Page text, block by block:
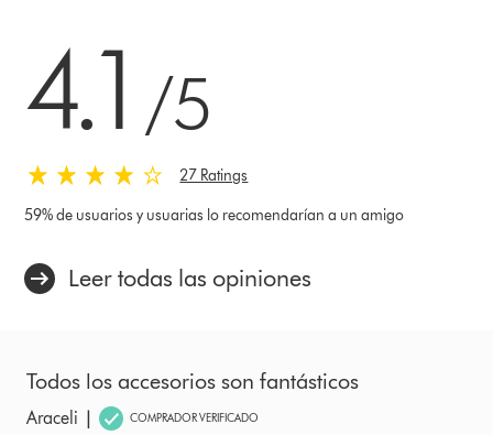
4.1 /5
27 Ratings
59% de usuarios y usuarias lo recomendarían a un amigo
Leer todas las opiniones
Todos los accesorios son fantásticos
Araceli | COMPRADOR VERIFICADO